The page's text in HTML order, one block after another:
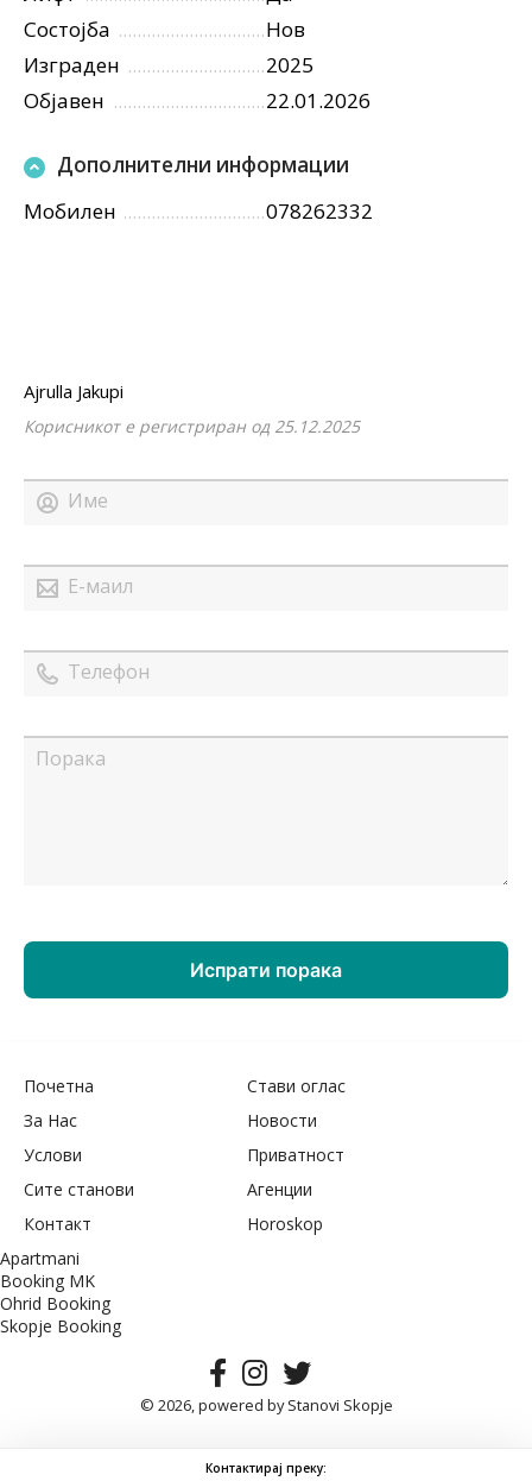
Состојба
Нов
Изграден
2025
Објавен
22.01.2026
Дополнителни информации
Мобилен
078262332
Ajrulla Jakupi
Корисникот е регистриран од 25.12.2025
Контактирај преку:
Почетна
Стави оглас
За Нас
Новости
Услови
Приватност
Сите станови
Агенции
Контакт
Horoskop
Apartmani
Booking MK
Ohrid Booking
Skopje Booking
© 2026, powered byStanovi Skopje